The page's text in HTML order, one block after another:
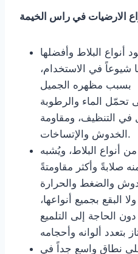
الارضيات في راس الخيمة
البلاط وأفضلها
شيوعاً في الاستخدام،
بسبب مظهره الجميل
تحمّل الماء والرطوبة
في التنظيف، ومقاومة
الخدوش والإتساخات.
أنواع البلاط، ويُشبه
صلابةً وأكثر مقاومتةً
البقع بجميع أنواعها،
دون الحاجة إلى التلميع
بتعدد ألوانه وأحجامه
نطاقٍ واسعٍ جداً في